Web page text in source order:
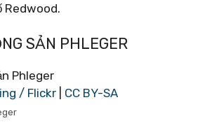
Redwood.
SẢN PHLEGER
/ Flickr CC BY-SA